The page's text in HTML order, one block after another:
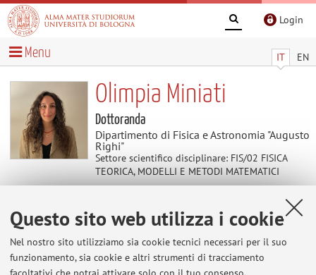
Questo sito web utilizza i cookie
Nel nostro sito utilizziamo sia cookie tecnici necessari per il suo
funzionamento, sia cookie e altri strumenti di tracciamento
Login
IT EN
Menu
Olimpia Miniati
Dottoranda
Dipartimento di Fisica e Astronomia "Augusto
Righi"
Settore scientifico disciplinare: FIS/02 FISICA
TEORICA, MODELLI E METODI MATEMATICI
Contatti
E-mail: olimpia.miniati2@unibo.it